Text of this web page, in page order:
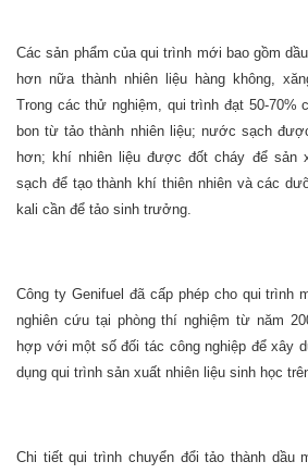
Các sản phẩm của qui trình mới bao gồm
hơn nữa thành nhiên liệu hàng không,
Trong các thử nghiệm, qui trình đạt 50-70%
bon từ tảo thành nhiên liệu; nước sạch
hơn; khí nhiên liệu được đốt cháy để sản
sạch để tạo thành khí thiên nhiên và các
kali cần để tảo sinh trưởng.
Công ty Genifuel đã cấp phép cho qui trình
nghiên cứu tại phòng thí nghiệm từ năm
hợp với một số đối tác công nghiệp để xây
dụng qui trình sản xuất nhiên liệu sinh học
Chi tiết qui trình chuyển đổi tảo thành dầu